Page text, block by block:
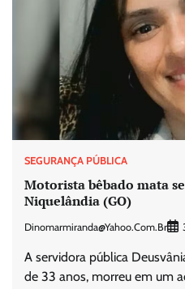
SEGURANÇA PÚBLICA
Motorista bêbado mata
Niquelândia (GO)
Dinomarmiranda@yahoo.com.br
A servidora pública
de 33 anos, morreu em um